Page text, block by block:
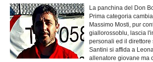
La panchina del Don
Prima categoria
Massimo Mosti, pur
giallorossoblu, lascia
personali ed il direttore
Santini si affida a
allenatore giovane ma